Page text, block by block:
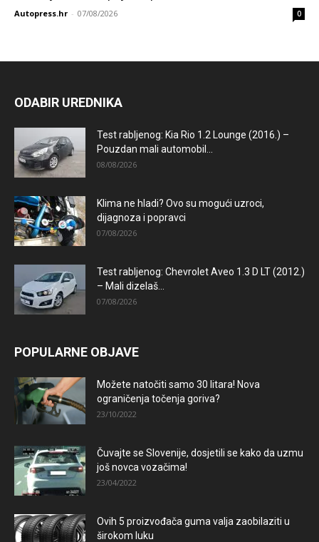
Autopress.hr - 07/08/2026 0
ODABIR UREDNIKA
Test rabljenog: Kia Rio 1.2 Lounge (2016.) –
Pouzdan mali automobil...
08/08/2026
Klima ne hladi? Ovo su mogući uzroci,
dijagnoza i popravci
07/08/2026
Test rabljenog: Chevrolet Aveo 1.3 D LT (2012.)
– Mali dizelaš...
07/08/2026
POPULARNE OBJAVE
Možete natočiti samo 30 litara! Nova
ograničenja točenja goriva?
23/10/2022
Čuvajte se Slovenije, dosjetili se kako da uzmu
još novca vozačima!
23/04/2022
Ovih 5 proizvođača guma valja zaobilaziti u
širokom luku